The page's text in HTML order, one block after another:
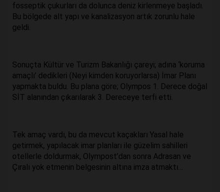
fosseptik çukurları da dolunca deniz kirlenmeye başladı.
Bu bölgede alt yapı ve kanalizasyon artık zorunlu hale
geldi.
Sonuçta Kültür ve Turizm Bakanlığı çareyi; adına ‘koruma
amaçlı’ dedikleri (Neyi kimden koruyorlarsa) İmar Planı
yapmakta buldu. Bu plana göre; Olympos 1. Derece doğal
SİT alanından çıkarılarak 3. Dereceye terfi etti.
Tek amaç vardı, bu da mevcut kaçakları Yasal hale
getirmek, yapılacak imar planları ile güzelim sahilleri
otellerle doldurmak, Olympost’dan sonra Adrasan ve
Çıralı yok etmenin belgesinin altına imza atmaktı…